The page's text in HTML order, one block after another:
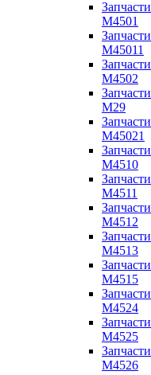
M4501
M45011
M4502
M29
M45021
M4510
M4511
M4512
M4513
M4515
M4524
M4525
M4526